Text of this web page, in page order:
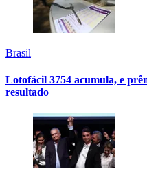
Brasil
Lotofácil 3754 acumula, e
resultado